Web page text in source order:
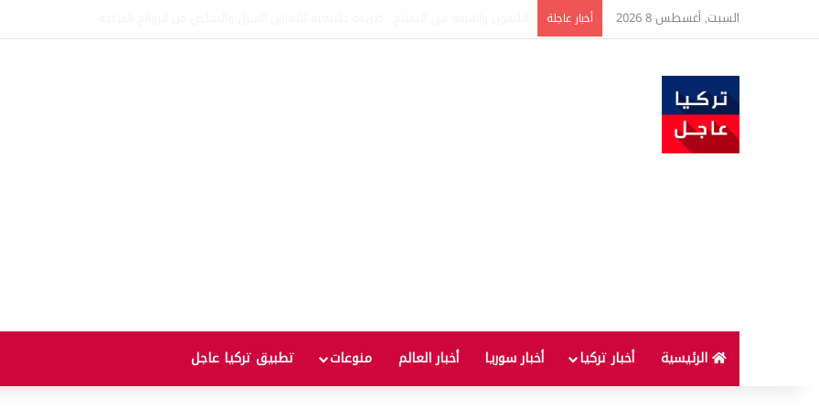
السبت, أغسطس 8 2026 أخبار عاجلة
الرئيسية أخبار تركيا أخبار سوريا أخبار العالم منوعات تطبيق تركيا عاجل